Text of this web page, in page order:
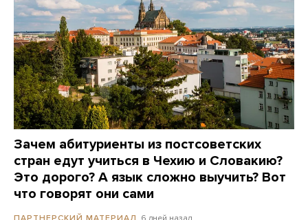
Зачем абитуриенты из постсоветских
стран едут учиться в Чехию и Словакию?
Это дорого? А язык сложно выучить? Вот
что говорят они сами
6 дней назад